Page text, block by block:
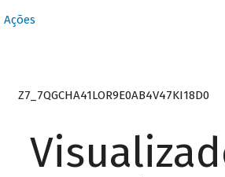
Ações
Z7_7QGCHA41LOR9E0AB4V47KI18D0